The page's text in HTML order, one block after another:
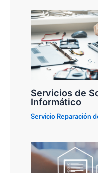
Servicios de
Informático
Servicio Reparación